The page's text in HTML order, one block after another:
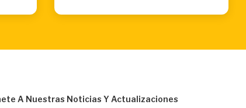
A Nuestras Noticias Y Actualizaciones